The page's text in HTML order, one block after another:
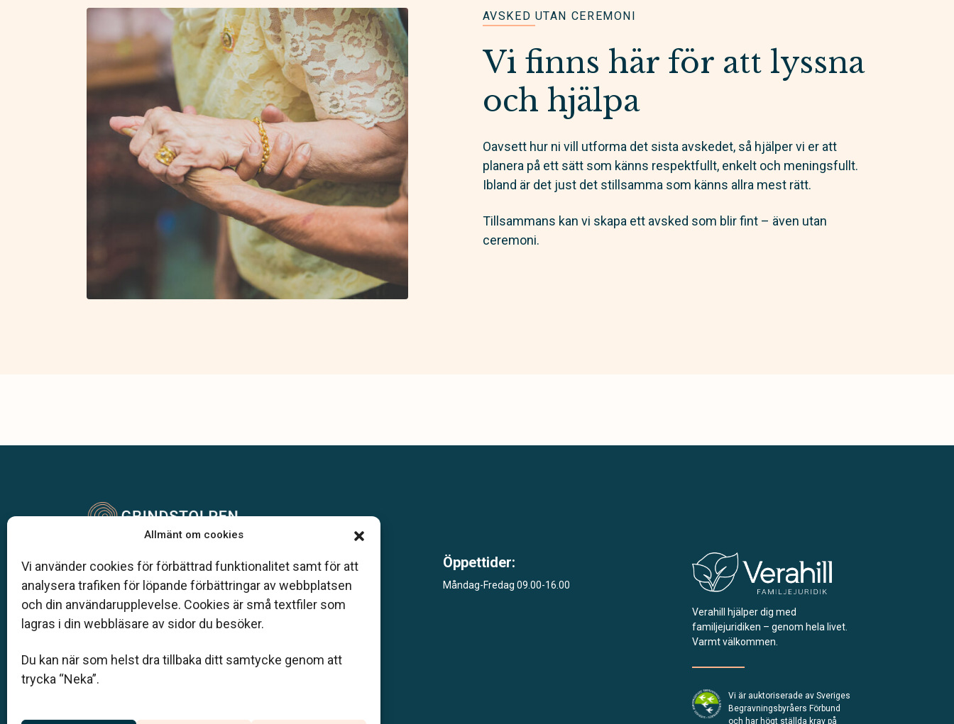
Allmänt om cookies
Vi använder cookies för förbättrad funktionalitet samt för att
analysera trafiken för löpande förbättringar av webbplatsen
och din användarupplevelse. Cookies är små textfiler som
lagras i din webbläsare av sidor du besöker.
Du kan när som helst dra tillbaka ditt samtycke genom att
trycka “Neka”.
AVSKED UTAN CEREMONI
Vi finns här för att lyssna
och hjälpa
Oavsett hur ni vill utforma det sista avskedet, så hjälper vi er att
planera på ett sätt som känns respektfullt, enkelt och meningsfullt.
Ibland är det just det stillsamma som känns allra mest rätt.
Tillsammans kan vi skapa ett avsked som blir fint – även utan
ceremoni.
Klarahill består av kunniga lokala familjeföretag som
är auktoriserade inom Sveriges begravningsbyråers
förbund (SBF). Det personliga är centralt för oss,
både när det gäller bemötande och när vi utformar
skräddarsydda personliga begravningar.
018-13 03 26
Öppettider:
Måndag-Fredag 09.00-16.00
Verahill hjälper dig med
familjejuridiken – genom hela livet.
Varmt välkommen.
Vi är auktoriserade av Sveriges
Begravningsbyråers Förbund
och har högt ställda krav på